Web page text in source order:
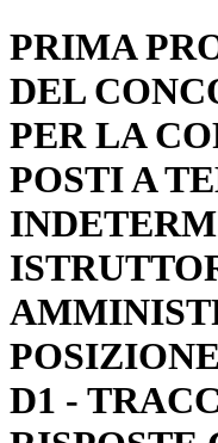
PRIMA
DEL
PER LA
POSTI A
D1 -